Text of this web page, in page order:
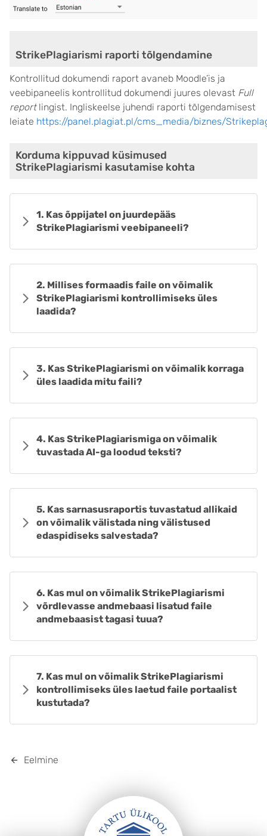
StrikePlagiarismi raporti tõlgendamine
Kontrollitud dokumendi raport avaneb Moodle’is ja
veebipaneelis kontrollitud dokumendi juures olevast Full
reportlingist. Ingliskeelse juhendi raporti tõlgendamisest
leiate https://panel.plagiat.pl/cms_media/biznes/
Korduma kippuvad küsimused
StrikePlagiarismi kasutamise kohta
1. Kas õppijatel on juurdepääs
StrikePlagiarismi veebipaneeli?
2. Millises formaadis faile on võimalik
StrikePlagiarismi kontrollimiseks üles
laadida?
3. Kas StrikePlagiarismi on võimalik korraga
üles laadida mitu faili?
4. Kas StrikePlagiarismiga on võimalik
tuvastada AI-ga loodud teksti?
5. Kas sarnasusraportis tuvastatud allikaid
on võimalik välistada ning välistused
edaspidiseks salvestada?
6. Kas mul on võimalik StrikePlagiarismi
võrdlevasse andmebaasi lisatud faile
andmebaasist tagasi tuua?
7. Kas mul on võimalik StrikePlagiarismi
kontrollimiseks üles laetud faile portaalist
kustutada?
Eelmine